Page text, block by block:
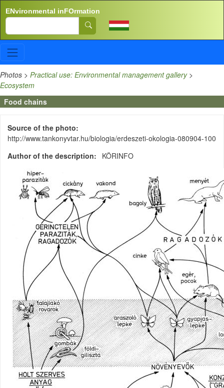
ENvironmental inFOrmation
Search
Photos > Practical use: Environmental management gallery>
Ecosystem
Food chains
Source of the photo
http://www.tankonyvtar.hu/biologia/erdeszeti-okologia-080904-100
Author of the description
KÖRINFO